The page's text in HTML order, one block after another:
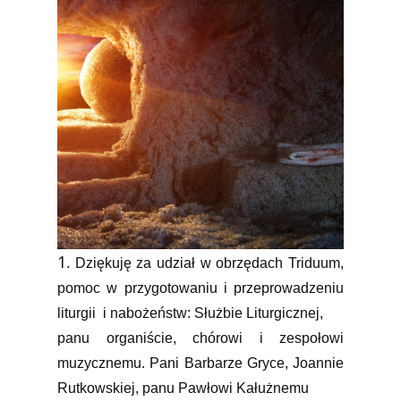
1 . Dziękuję za udział w obrzędach Triduum,
pomoc w przygotowaniu i przeprowadzeniu
liturgii i nabożeństw: Służbie Liturgicznej,
panu organiście, chórowi i zespołowi
muzycznemu. Pani Barbarze Gryce, Joannie
Rutkowskiej, panu Pawłowi Kałużnemu